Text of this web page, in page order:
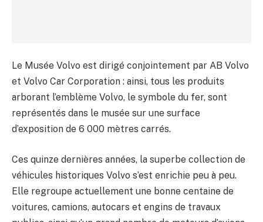
Le Musée Volvo est dirigé conjointement par AB Volvo
et Volvo Car Corporation : ainsi, tous les produits
arborant l’emblème Volvo, le symbole du fer, sont
représentés dans le musée sur une surface
d’exposition de 6 000 mètres carrés.
Ces quinze dernières années, la superbe collection de
véhicules historiques Volvo s’est enrichie peu à peu.
Elle regroupe actuellement une bonne centaine de
voitures, camions, autocars et engins de travaux